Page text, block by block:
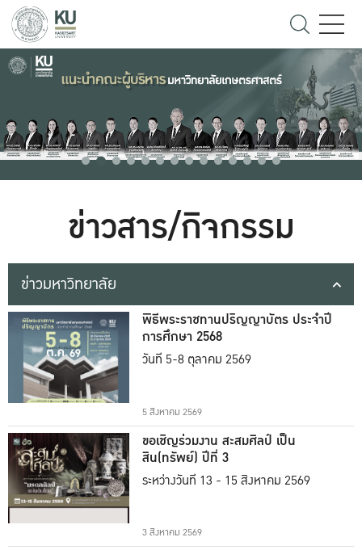
ข่าวสาร/กิจกรรม
ข่าวมหาวิทยาลัย
พิธีพระราชทานปริญญาบัตร ประจำปี
การศึกษา 2568
วันที่ 5-8 ตุลาคม 2569
5 สิงหาคม 2569
ขอเชิญร่วมงาน สะสมศิลป์ เป็น
สิน(ทรัพย์) ปีที่ 3
ระหว่างวันที่ 13 - 15 สิงหาคม 2569
3 สิงหาคม 2569